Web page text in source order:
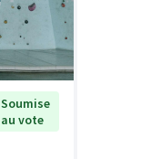
Soumise
au vote